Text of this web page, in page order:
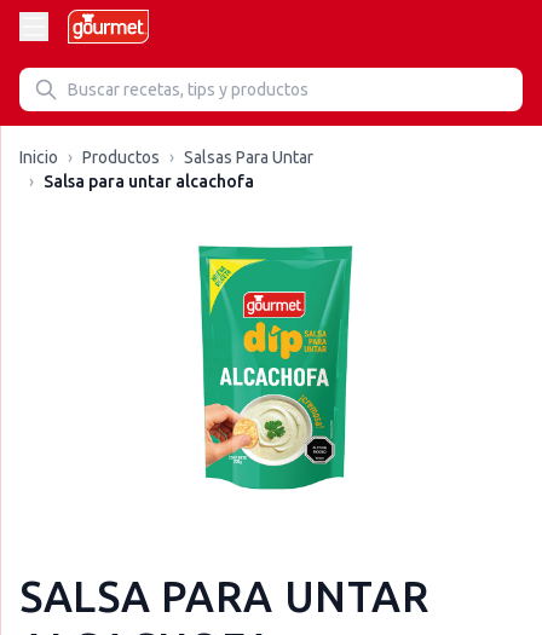
Inicio › Productos › Salsas Para Untar
› Salsa para untar alcachofa
SALSA PARA UNTAR